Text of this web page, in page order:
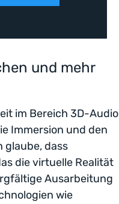
und mehr
im Bereich 3D-Audio
Immersion und den
glaube, dass
die virtuelle Realität
Ausarbeitung
wie